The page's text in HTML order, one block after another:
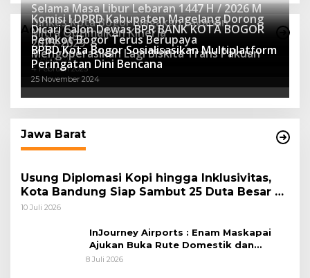
Advertorial
Selama Masa Libur Lebaran 1447 H / 2026 M
Dinkes Kota Bogor Siagakan Layanan
Kesehatan
16 Maret 2026
Komisi I DPRD Kabupaten Magelang Dorong
Mitra Optimalkan Kinerja
27 Mei 2025
Dicari Calon Dewas BPR BANK KOTA BOGOR
2025-2029
15 April 2025
Pemkot Bogor Terus Berupaya
Mengoperasikan Lagi Biskita Trans Pakuan
4 Februari 2025
BPBD Kota Bogor Sosialisasikan Multiplatform
Peringatan Dini Bencana
25 November 2024
Jawa Barat
Usung Diplomasi Kopi hingga Inklusivitas,
Kota Bandung Siap Sambut 25 Duta Besar di
Festival Asia Afrika 2026
10 Juli 2026
InJourney Airports : Enam Maskapai
Ajukan Buka Rute Domestik dan
Internasional dari Bandara Husein
8 Juli 2026